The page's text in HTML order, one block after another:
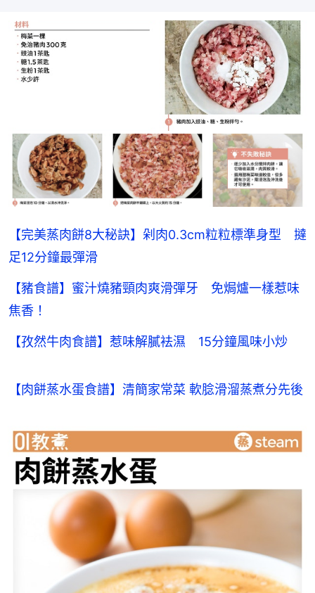
【完美蒸肉餅8大秘訣】剁肉0.3cm粒粒標準身型 撻
足12分鐘最彈滑
【豬食譜】蜜汁燒豬頸肉爽滑彈牙 免焗爐一樣惹味
焦香！
【孜然牛肉食譜】惹味解膩袪濕 15分鐘風味小炒
【肉餅蒸水蛋食譜】清簡家常菜 軟腍滑溜蒸煮分先後